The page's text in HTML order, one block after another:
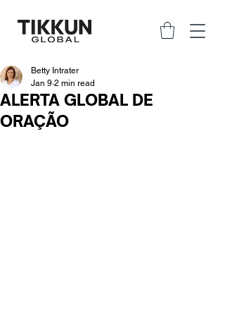
ALERTA GLOBAL DE
ORAÇÃO
Betty Intrater
Jan 9 2 min read